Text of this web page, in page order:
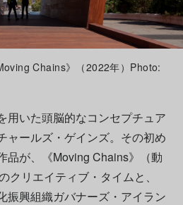
Chains》（2022年）Photo:
用いた頭脳的なコンセプチュア
ャールズ・ゲインズ。その初め
品が、《Moving Chains》（動
クリエイティブ・タイムと、
振興組織ガバナーズ・アイラン